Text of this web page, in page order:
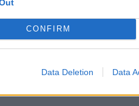
CONFIRM
Data Deletion Data
I kishte shoqe brenda BBV